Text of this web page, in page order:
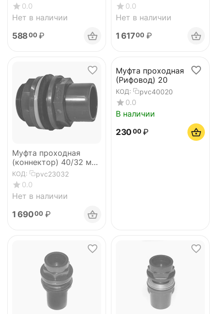
0.0
Нет в наличии
58800 ₽
0.0
Нет в наличии
1 61700 ₽
Муфта проходная
(коннектор) 40/32 мм
Plimat
КОД: pvc23032
0.0
Нет в наличии
1 69000 ₽
Муфта проходная
(Рифовод) 20
КОД: pvc40020
0.0
В наличии
230 00 ₽